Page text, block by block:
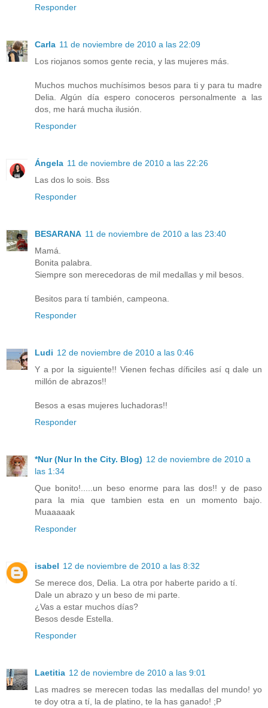
Responder
Carla 11 de noviembre de 2010 a las 22:09
Los riojanos somos gente recia, y las mujeres más.
Muchos muchos muchísimos besos para ti y para tu madre
Delia. Algún día espero conoceros personalmente a las
dos, me hará mucha ilusión.
Responder
Ángela 11 de noviembre de 2010 a las 22:26
Las dos lo sois. Bss
Responder
BESARANA 11 de noviembre de 2010 a las 23:40
Mamá.
Bonita palabra.
Siempre son merecedoras de mil medallas y mil besos.
Besitos para tí también, campeona.
Responder
Ludi 12 de noviembre de 2010 a las 0:46
Y a por la siguiente!! Vienen fechas díficiles así q dale un
millón de abrazos!!
Besos a esas mujeres luchadoras!!
Responder
*Nur (Nur In the City. Blog) 12 de noviembre de 2010 a
las 1:34
Que bonito!.....un beso enorme para las dos!! y de paso
para la mia que tambien esta en un momento bajo.
Muaaaaak
Responder
isabel 12 de noviembre de 2010 a las 8:32
Se merece dos, Delia. La otra por haberte parido a tí.
Dale un abrazo y un beso de mi parte.
¿Vas a estar muchos días?
Besos desde Estella.
Responder
Laetitia 12 de noviembre de 2010 a las 9:01
Las madres se merecen todas las medallas del mundo! yo
te doy otra a tí, la de platino, te la has ganado! ;P